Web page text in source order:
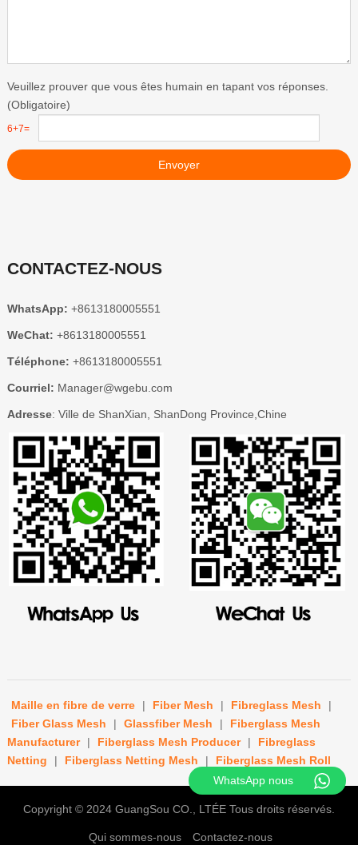
Veuillez prouver que vous êtes humain en tapant vos réponses.
(Obligatoire)
6+7=
Envoyer
CONTACTEZ-NOUS
WhatsApp: +8613180005551
WeChat: +8613180005551
Téléphone: +8613180005551
Courriel: Manager@wgebu.com
Adresse: Ville de ShanXian, ShanDong Province,Chine
Maille en fibre de verre | Fiber Mesh | Fibreglass Mesh
|
Fiber Glass Mesh
| Glassfiber Mesh |
Fiberglass Mesh
Manufacturer
| Fiberglass Mesh Producer |
Fibreglass
Netting
| Fiberglass Netting Mesh | Fiberglass Mesh Roll
Copyright © 2024 GuangSou CO., LTÉETous droits réservés.
Qui sommes-nous Contactez-nous
WhatsApp nous